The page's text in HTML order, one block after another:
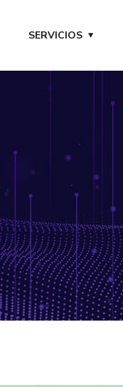
SERVICIOS